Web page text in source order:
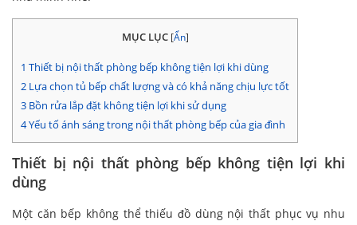
MỤC LỤC [Ẩn]
1 Thiết bị nội thất phòng bếp không tiện lợi khi dùng
2 Lựa chọn tủ bếp chất lượng và có khả năng chịu lực tốt
3 Bồn rửa lắp đặt không tiện lợi khi sử dụng
4Yếu tố ánh sáng trong nội thất phòng bếp của gia đình
Thiết bị nội thất phòng bếp không tiện lợi khi
dùng
Một căn bếp không thể thiếu đồ dùng nội thất phục vụ nhu